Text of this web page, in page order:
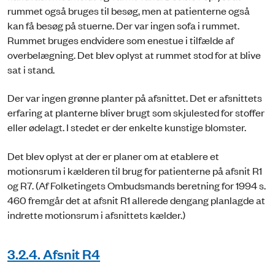
rummet også bruges til besøg, men at patienterne også
kan få besøg på stuerne. Der var ingen sofa i rummet.
Rummet bruges endvidere som enestue i tilfælde af
overbelægning. Det blev oplyst at rummet stod for at blive
sat i stand.
Der var ingen grønne planter på afsnittet. Det er afsnittets
erfaring at planterne bliver brugt som skjulested for stoffer
eller ødelagt. I stedet er der enkelte kunstige blomster.
Det blev oplyst at der er planer om at etablere et
motionsrum i kælderen til brug for patienterne på afsnit R1
og R7. (Af Folketingets Ombudsmands beretning for 1994 s.
460 fremgår det at afsnit R1 allerede dengang planlagde at
indrette motionsrum i afsnittets kælder.)
3.2.4. Afsnit R4